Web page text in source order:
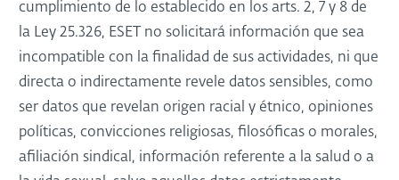
cumplimiento de lo establecido en los arts. 2, 7 y 8 de
la Ley 25.326, ESET no solicitará información que sea
incompatible con la finalidad de sus actividades, ni que
directa o indirectamente revele datos sensibles, como
ser datos que revelan origen racial y étnico, opiniones
políticas, convicciones religiosas, filosóficas o morales,
afiliación sindical, información referente a la salud o a